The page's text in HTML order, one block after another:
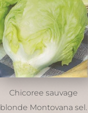
Chicoree sauvage
blonde Montovana sel.